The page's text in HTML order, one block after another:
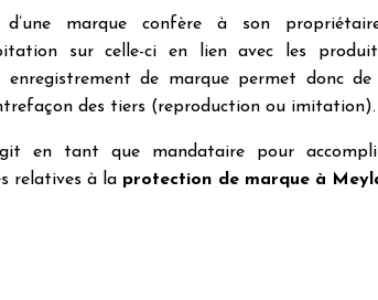
d’une marque confère à son
sur celle-ci en lien avec les
enregistrement de marque permet donc de
des tiers (reproduction ou imitation).
en tant que mandataire pour
relatives à la protection de marque à